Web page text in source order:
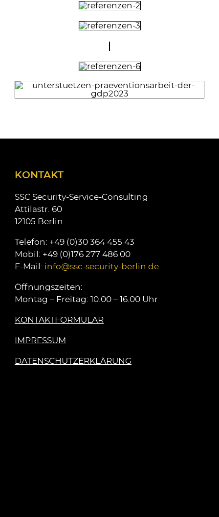
KONTAKT
SSC Security-Service-Consulting
Attilastr. 60
12105 Berlin
Telefon: +49 (0)30 364 455 43
Mobil: +49 (0)176 277 486 00
E-Mail: info@ssc-security-berlin.de
Öffnungszeiten:
Montag – Freitag: 10.00 – 16.00 Uhr
KONTAKTFORMULAR
IMPRESSUM
DATENSCHUTZERKLÄRUNG